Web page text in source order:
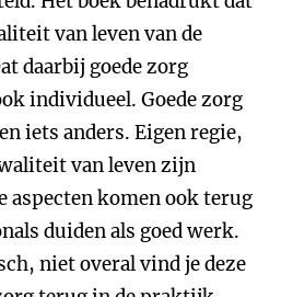
van leven van de
daarbij goede zorg
individueel. Goede zorg
iets anders. Eigen regie,
van leven zijn
aspecten komen ook terug
duiden als goed werk.
niet overal vind je deze